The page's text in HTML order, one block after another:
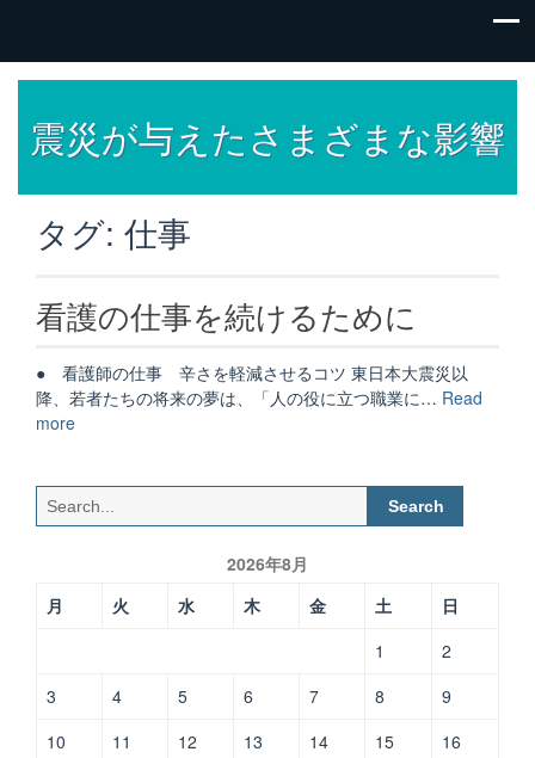
震災が与えたさまざまな影響
タグ: 仕事
看護の仕事を続けるために
● 看護師の仕事 辛さを軽減させるコツ 東日本大震災以
降、若者たちの将来の夢は、「人の役に立つ職業に… Read
more“看
事
Search
for:
2026年8月
月
火 水 木 金 土
日
1
2
3
4 5 6 7 8
9
10
11 12 13 14 15
16